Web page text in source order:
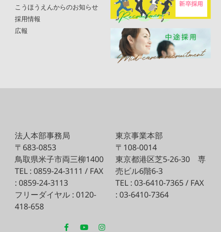
こうほうえんからのお知らせ
採用情報
広報
法人本部事務局
〒683-0853
鳥取県米子市両三柳1400
TEL : 0859-24-3111 / FAX
: 0859-24-3113
フリーダイヤル : 0120-
418-658
東京事業本部
〒108-0014
東京都港区芝5-26-30 専
売ビル6階6-3
TEL : 03-6410-7365 / FAX
: 03-6410-7364